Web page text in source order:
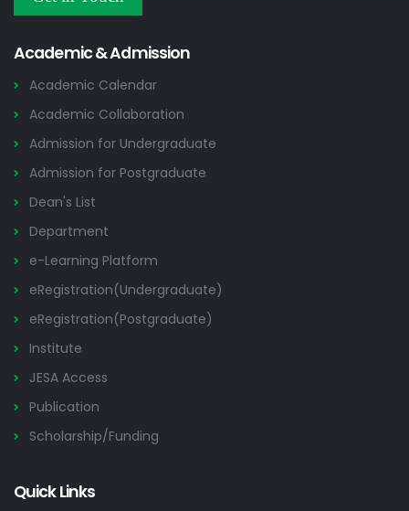
2026
Academic & Admission
Academic Calendar
Academic Collaboration
Admission for Undergraduate
Admission for Postgraduate
Dean's List
Department
e-Learning Platform
eRegistration(Undergraduate)
eRegistration(Postgraduate)
Institute
JESA Access
Publication
Scholarship/Funding
Quick Links